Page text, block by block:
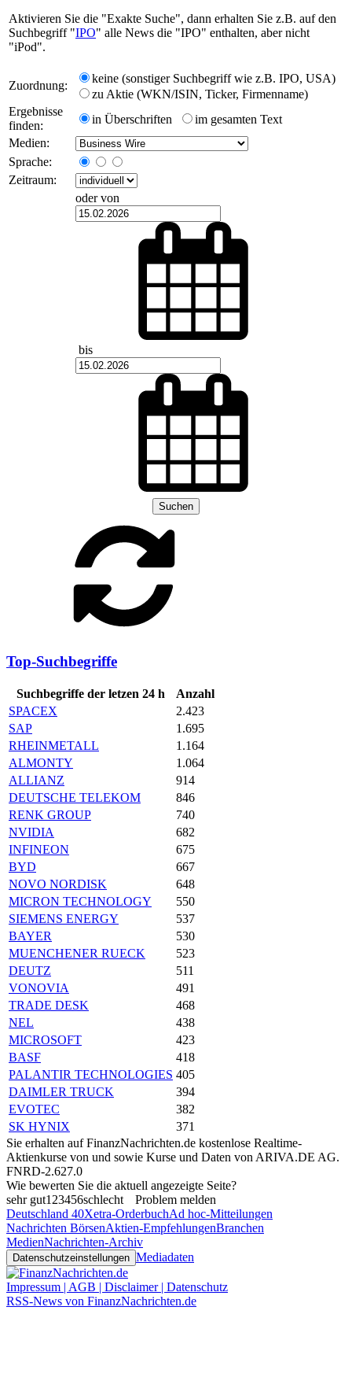
Aktivieren Sie die "Exakte Suche", dann erhalten Sie z.B. auf den
Suchbegriff "IPO" alle News die "IPO" enthalten, aber nicht
"iPod".
Zuordnung:
keine (sonstiger Suchbegriff wie z.B. IPO, USA)
zu Aktie (WKN/ISIN, Ticker, Firmenname)
Ergebnisse
finden:
in Überschriften
im gesamten Text
Medien:
Sprache:
Zeitraum:
oder von
bis
Suchen
Top-Suchbegriffe
Suchbegriffe der letzen 24 h
Anzahl
SPACEX
2.423
SAP
1.695
RHEINMETALL
1.164
ALMONTY
1.064
ALLIANZ
914
DEUTSCHE TELEKOM
846
RENK GROUP
740
NVIDIA
682
INFINEON
675
BYD
667
NOVO NORDISK
648
MICRON TECHNOLOGY
550
SIEMENS ENERGY
537
BAYER
530
MUENCHENER RUECK
523
DEUTZ
511
VONOVIA
491
TRADE DESK
468
NEL
438
MICROSOFT
423
BASF
418
PALANTIR TECHNOLOGIES 405
DAIMLER TRUCK
394
EVOTEC
382
SK HYNIX
371
Sie erhalten auf FinanzNachrichten.de kostenlose Realtime-
Aktienkurse von und sowie Kurse und Daten von ARIVA.DE AG.
FNRD-2.627.0
Wie bewerten Sie die aktuell angezeigte Seite?
sehr gut1 23456schlecht
Problem melden
Deutschland 40Xetra-OrderbuchAd hoc-Mitteilungen
Nachrichten BörsenAktien-EmpfehlungenBranchen
MedienNachrichten-Archiv
Datenschutzeinstellungen Mediadaten
Impressum | AGB | Disclaimer | Datenschutz
RSS-News von FinanzNachrichten.de